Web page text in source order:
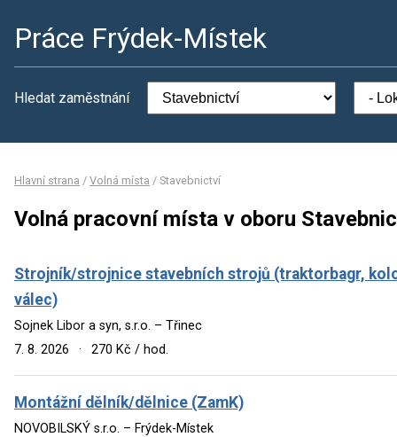
Práce Frýdek-Místek
Hledat zaměstnání
Hlavní strana / Volná místa / Stavebnictví
Volná pracovní místa v oboru
Strojník/strojnice stavebních strojů (traktorbagr,
válec)
Sojnek Libor a syn, s.r.o. – Třinec
7. 8. 2026
· 270 Kč / hod.
Montážní dělník/dělnice (ZamK)
NOVOBILSKÝ s.r.o. – Frýdek-Místek